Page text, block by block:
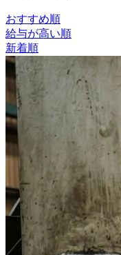
おすすめ順
給与が高い順
新着順